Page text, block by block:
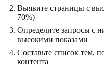
Выявите страницы с
70%)
Определите запросы с
высокими показами
Составьте список тем,
контента